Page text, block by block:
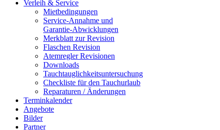
Verleih & Service
Mietbedingungen
Service-Annahme und
Garantie-Abwicklungen
Merkblatt zur Revision
Flaschen Revision
Atemregler Revisionen
Downloads
Tauchtauglichkeitsuntersuchung
Checkliste für den Tauchurlaub
Reparaturen / Änderungen
Terminkalender
Angebote
Bilder
Partner